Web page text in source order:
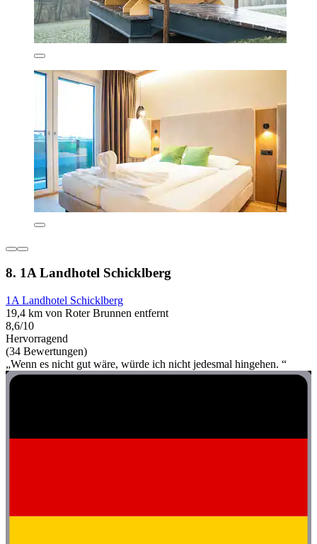
8. 1A Landhotel Schicklberg
1A Landhotel Schicklberg
19,4 km von Roter Brunnen entfernt
8,6/10
Hervorragend
(34 Bewertungen)
„Wenn es nicht gut wäre, würde ich nicht jedesmal hingehen. “